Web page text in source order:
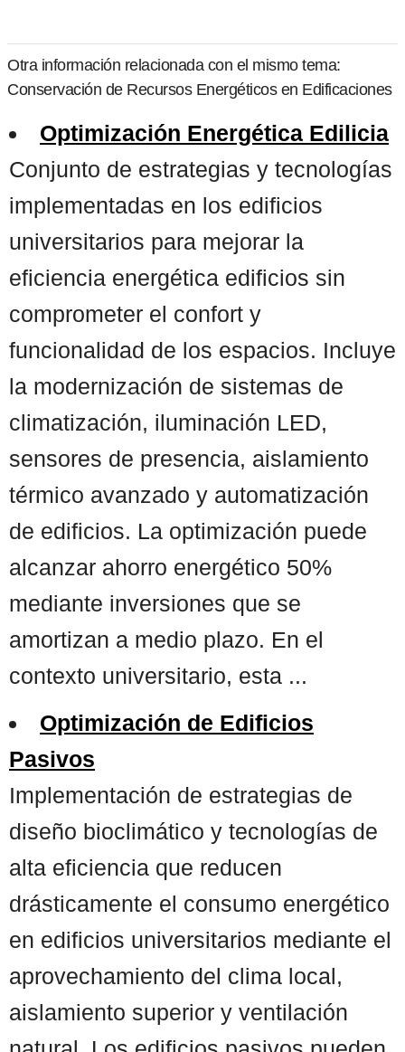
Otra información relacionada con el mismo tema:
Conservación de Recursos Energéticos en Edificaciones
Optimización Energética Edilicia
Conjunto de estrategias y tecnologías
implementadas en los edificios
universitarios para mejorar la
eficiencia energética edificios sin
comprometer el confort y
funcionalidad de los espacios. Incluye
la modernización de sistemas de
climatización, iluminación LED,
sensores de presencia, aislamiento
térmico avanzado y automatización
de edificios. La optimización puede
alcanzar ahorro energético 50%
mediante inversiones que se
amortizan a medio plazo. En el
contexto universitario, esta ...
Optimización de Edificios
Pasivos
Implementación de estrategias de
diseño bioclimático y tecnologías de
alta eficiencia que reducen
drásticamente el consumo energético
en edificios universitarios mediante el
aprovechamiento del clima local,
aislamiento superior y ventilación